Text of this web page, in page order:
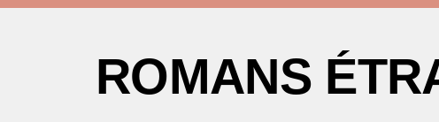
ROMANS